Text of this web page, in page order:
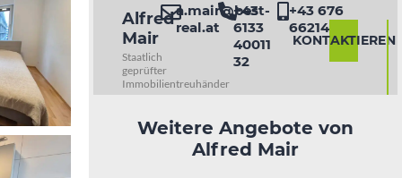
Alfred
Mair
Staatlich
geprüfter
Immobilientreuhänder
a.mair@best-
real.at
+43
6133
40011
32
+43 676
6621460
KONTAKTIEREN
Weitere Angebote von
Alfred Mair